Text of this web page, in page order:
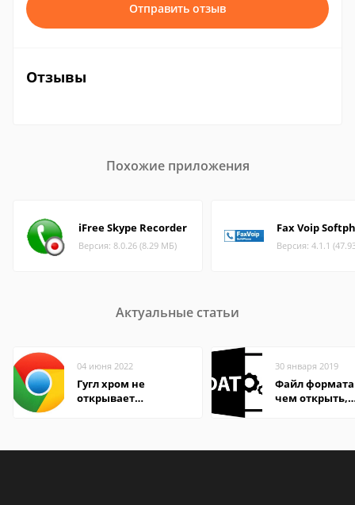
Отправить отзыв
Отзывы
Похожие приложения
iFree Skype Recorder
Версия: 8.0.26 (8.29 МБ)
Fax Voip
Версия: 4.1.1
Актуальные статьи
04 июня 2022
Гугл хром не
открывает
30 января 2019
Файл формата
чем открыть,